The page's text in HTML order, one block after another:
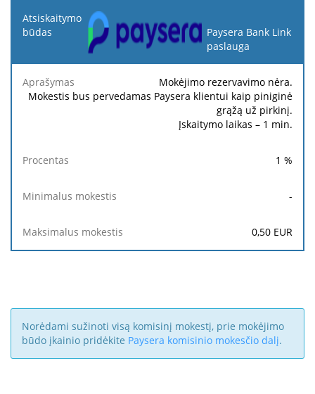
Atsiskaitymo
būdas
Minimalus
mokestis
Maksimalus
mokestis
Paysera Bank Link
paslauga
Mokėjimo rezervavimo nėra.
Mokestis bus pervedamas Paysera klientui kaip piniginė
grąžą už pirkinį.
Įskaitymo laikas – 1 min.
1 %
-
0,50 EUR
Norėdami sužinoti visą komisinį mokestį, prie mokėjimo
būdo įkainio pridėkite Paysera komisinio mokesčio dalį.